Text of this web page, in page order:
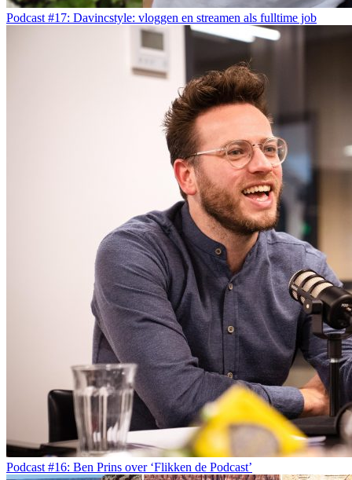
Podcast #17: Davincstyle: vloggen en streamen als fulltime job
Podcast #16: Ben Prins over ‘Flikken de Podcast’